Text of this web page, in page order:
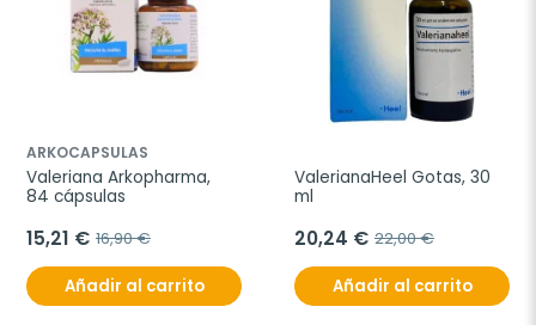
ARKOCAPSULAS
Valeriana Arkopharma,
84 cápsulas
15,21 € 16,90 €
Añadir al carrito
ValerianaHeel Gotas, 30
ml
20,24 € 22,00 €
Añadir al carrito